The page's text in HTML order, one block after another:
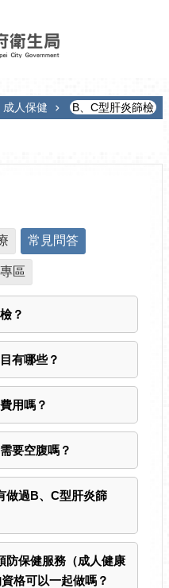
成人保健 B、C型肝炎篩檢
常見問答
區
？
有哪些？
用嗎？
要空腹嗎？
做過B、C型肝炎篩
防保健服務（成人健康
格可以一起做嗎？